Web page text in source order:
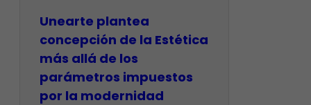
Unearte plantea
concepción de la Estética
más allá de los
parámetros impuestos
por la modernidad